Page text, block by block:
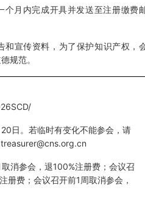
个月内完成开具并发送至注册缴费
和宣传资料，为了保护知识产权，
规范。
日。若临时有变化不能参会，请
消参会，退100%注册费；会议召
册费；会议召开前1周取消参会，